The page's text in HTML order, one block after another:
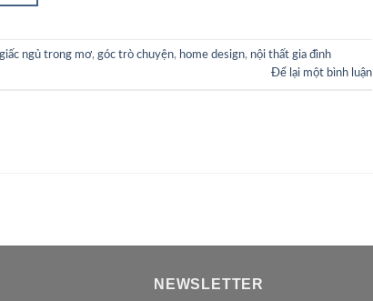
giấc ngủ trong mơ, góc trò chuyện, home design, nội thất gia đình
Để lại một bình luận
NEWSLETTER